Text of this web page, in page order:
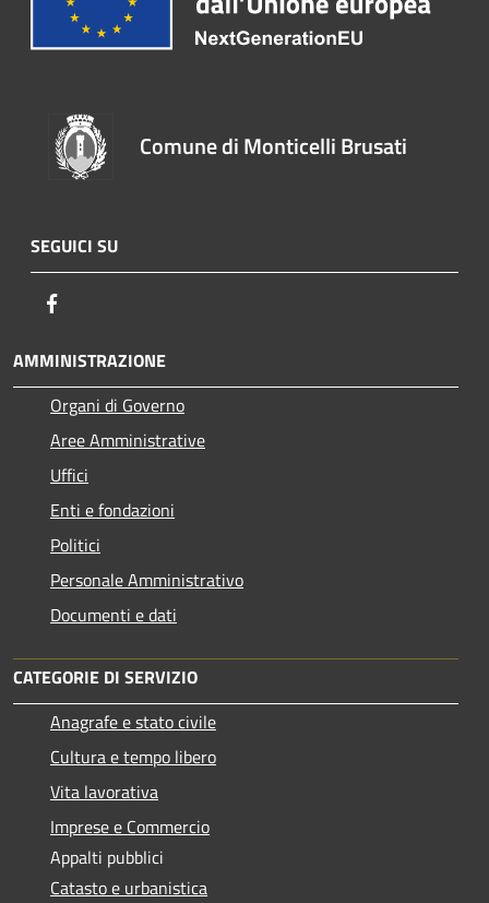
Comune di Monticelli Brusati
SEGUICI SU
AMMINISTRAZIONE
Organi di Governo
Aree Amministrative
Uffici
Enti e fondazioni
Politici
Personale Amministrativo
Documenti e dati
CATEGORIE DI SERVIZIO
Anagrafe e stato civile
Cultura e tempo libero
Vita lavorativa
Imprese e Commercio
Appalti pubblici
Catasto e urbanistica